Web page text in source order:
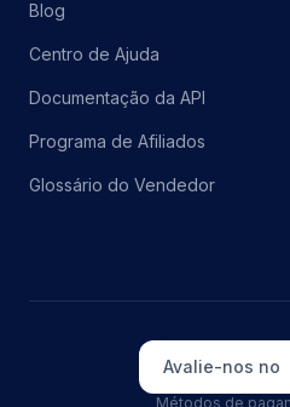
Blog
Centro de Ajuda
Documentação da API
Programa de Afiliados
Glossário do Vendedor
Avalie-nos no
Métodos de